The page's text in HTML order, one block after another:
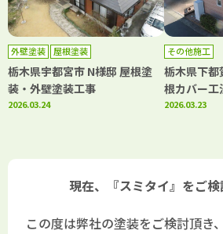
外壁塗装 屋根塗装
栃木県宇都宮市 N様邸 屋根塗
装・外壁塗装工事
2026.03.24
その他施工
栃木県下都
根カバー工
2026.03.23
現在、『スミタイ』をご
この度は弊社の塗装をご検討頂き